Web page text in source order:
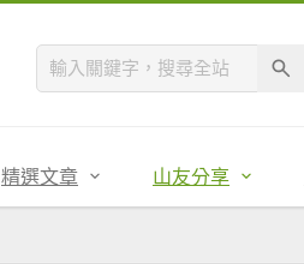
精選文章 山友分享